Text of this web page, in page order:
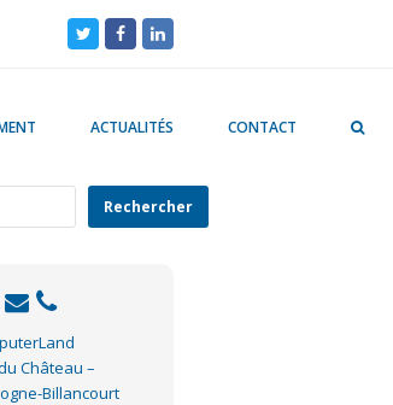
TwitterFacebookLinkedIn
ACTUALITÉS CONTACT
Rechercher
Château –
Billancourt